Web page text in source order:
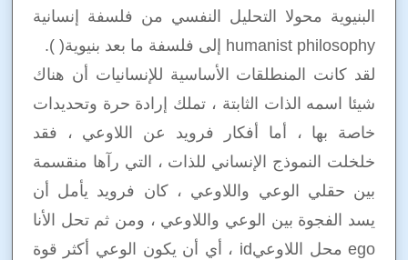
البنيوية محولا التحليل النفسي من فلسفة إنسانية
humanist philosophy إلى فلسفة ما بعد بنيوية( ).
لقد كانت المنطلقات الأساسية للإنسانيات أن هناك
شيئا اسمه الذات الثابتة ، تملك إرادة حرة وتحديدات
خاصة بها ، أما أفكار فرويد عن اللاوعي ، فقد
خلخلت النموذج الإنساني للذات ، التي رآها منقسمة
بين حقلي الوعي واللاوعي ، كان فرويد يأمل أن
يسد الفجوة بين الوعي واللاوعي ، ومن ثم تحل الأنا
ego محل اللاوعيid ، أي أن يكون الوعي أكثر قوة